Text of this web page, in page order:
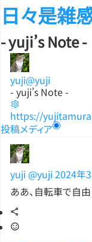
日々是雑
- yuji’s Note -
yuji@yuji
- yuji’s Note -
https://
投稿メディア
yuji @yuji2024年
ああ、自転車で自